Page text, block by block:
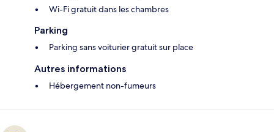
Wi-Fi gratuit dans les chambres
Parking
Parking sans voiturier gratuit sur place
Autres informations
Hébergement non-fumeurs